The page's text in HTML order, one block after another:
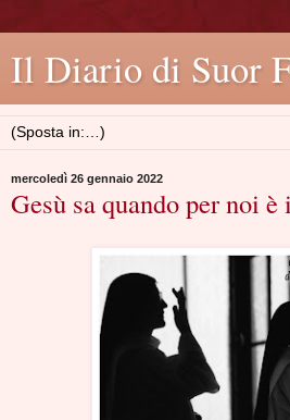
Il Diario di Suor
mercoledì 26 gennaio 2022
Gesù sa quando per noi